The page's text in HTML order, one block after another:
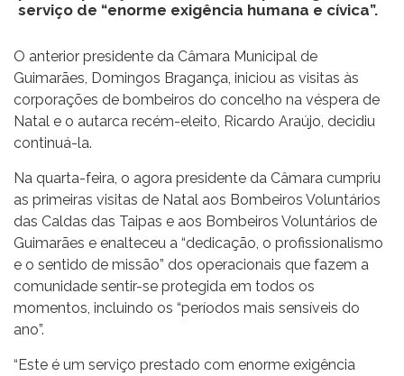
serviço de “enorme exigência humana e cívica”.
O anterior presidente da Câmara Municipal de
Guimarães, Domingos Bragança, iniciou as visitas às
corporações de bombeiros do concelho na véspera de
Natal e o autarca recém-eleito, Ricardo Araújo, decidiu
continuá-la.
Na quarta-feira, o agora presidente da Câmara cumpriu
as primeiras visitas de Natal aos Bombeiros Voluntários
das Caldas das Taipas e aos Bombeiros Voluntários de
Guimarães e enalteceu a “dedicação, o profissionalismo
e o sentido de missão” dos operacionais que fazem a
comunidade sentir-se protegida em todos os
momentos, incluindo os “períodos mais sensíveis do
ano”.
“Este é um serviço prestado com enorme exigência